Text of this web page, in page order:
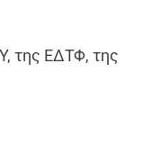
της ΕΔΤΦ, της